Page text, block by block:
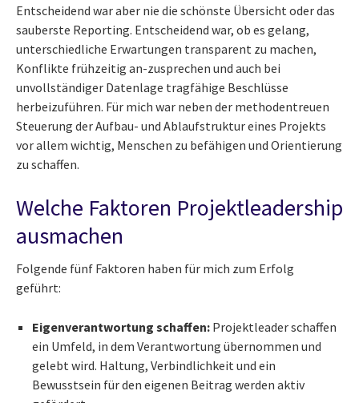
Entscheidend war aber nie die schönste Übersicht oder das
sauberste Reporting. Entscheidend war, ob es gelang,
unterschiedliche Erwartungen transparent zu machen,
Konflikte frühzeitig an-zusprechen und auch bei
unvollständiger Datenlage tragfähige Beschlüsse
herbeizuführen. Für mich war neben der methodentreuen
Steuerung der Aufbau- und Ablaufstruktur eines Projekts
vor allem wichtig, Menschen zu befähigen und Orientierung
zu schaffen.
Welche Faktoren Projektleadership
ausmachen
Folgende fünf Faktoren haben für mich zum Erfolg
geführt:
Eigenverantwortung schaffen: Projektleader schaffen
ein Umfeld, in dem Verantwortung übernommen und
gelebt wird. Haltung, Verbindlichkeit und ein
Bewusstsein für den eigenen Beitrag werden aktiv